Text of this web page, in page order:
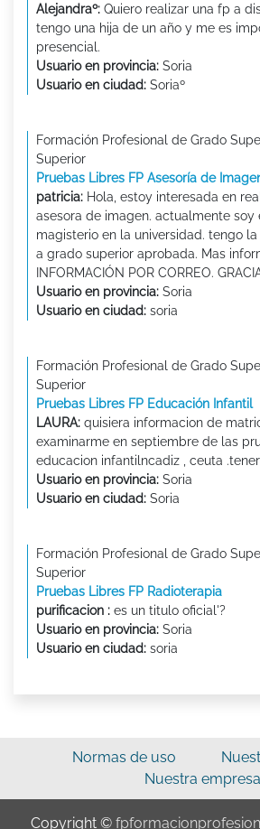
Alejandraº: Quiero realizar una fp a
tengo una hija de un año y me es
presencial.
Usuario en provincia: Soria
Usuario en ciudad: Soriaº
Formación Profesional de Grado
Superior
Pruebas Libres FP Asesoría de
patricia: Hola, estoy interesada en
asesora de imagen. actualmente soy
magisterio en la universidad. tengo
a grado superior aprobada. Mas
INFORMACIÓN POR CORREO.
Usuario en provincia: Soria
Usuario en ciudad: soria
Formación Profesional de Grado
Superior
Pruebas Libres FP Educación Infantil
LAURA: quisiera informacion de
examinarme en septiembre de las
educacion infantilncadiz , ceuta
Usuario en provincia: Soria
Usuario en ciudad: Soria
Formación Profesional de Grado
Superior
Pruebas Libres FP Radioterapia
purificacion : es un titulo oficial'?
Usuario en provincia: Soria
Usuario en ciudad: soria
Normas de uso
Nuestra empresa
Copyright ©